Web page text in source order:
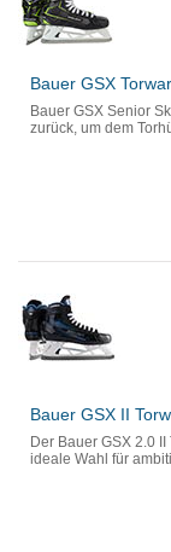
Bauer GSX
Bauer GSX Senior
zurück, um dem
Bauer GSX II
Der Bauer GSX 2.0
ideale Wahl für